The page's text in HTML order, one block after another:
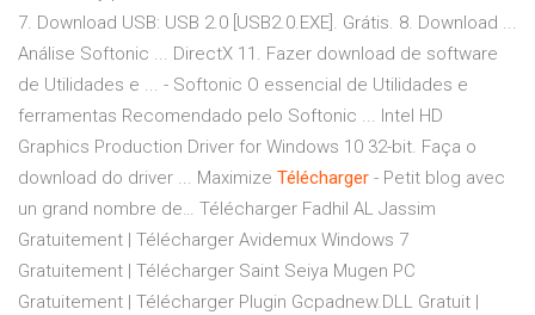
7. Download USB: USB 2.0 [USB2.0.EXE]. Grátis. 8. Download ...
Análise Softonic ... DirectX 11. Fazer download de software
de Utilidades e ... - Softonic O essencial de Utilidades e
ferramentas Recomendado pelo Softonic ... Intel HD
Graphics Production Driver for Windows 10 32-bit. Faça o
download do driver ... Maximize Télécharger - Petit blog avec
un grand nombre de… Télécharger Fadhil AL Jassim
Gratuitement | Télécharger Avidemux Windows 7
Gratuitement | Télécharger Saint Seiya Mugen PC
Gratuitement | Télécharger Plugin Gcpadnew.DLL Gratuit |